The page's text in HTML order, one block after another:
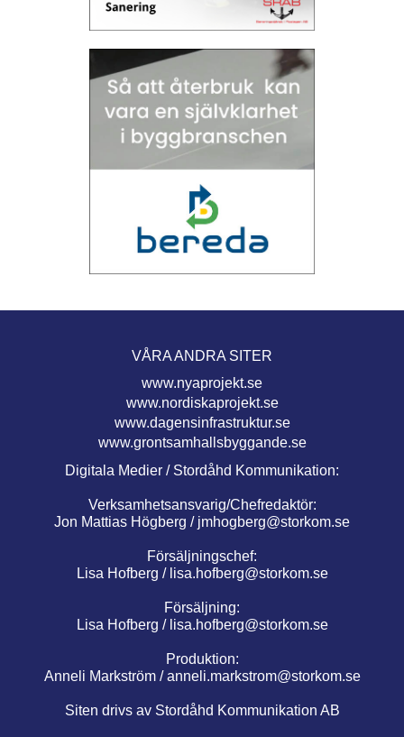
VÅRA ANDRA SITER
www.nyaprojekt.se
www.nordiskaprojekt.se
www.dagensinfrastruktur.se
www.grontsamhallsbyggande.se
Digitala Medier / Stordåhd Kommunikation:
Verksamhetsansvarig/Chefredaktör:
Jon Mattias Högberg / jmhogberg@storkom.se
Försäljningschef:
Lisa Hofberg / lisa.hofberg@storkom.se
Försäljning:
Lisa Hofberg / lisa.hofberg@storkom.se
Produktion:
Anneli Markström /anneli.markstrom@storkom.se
Siten drivs av Stordåhd Kommunikation AB